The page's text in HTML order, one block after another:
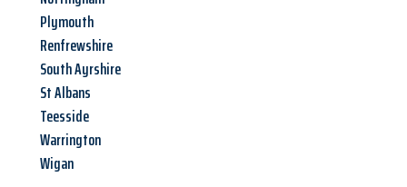
Plymouth
Renfrewshire
South Ayrshire
St Albans
Teesside
Warrington
Wigan